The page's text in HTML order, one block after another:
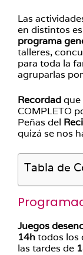
Las
en distintos
programa
talleres,
para toda la
agruparlas
Recordadque
COMPLETO
Peñas del
quizá se nos
Tabla de
Juegos
14htodos los
las tardes de